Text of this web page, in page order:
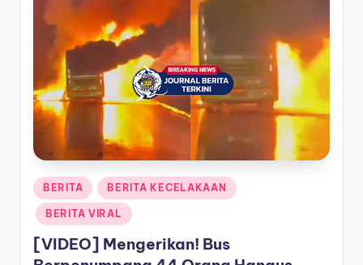
T
e
r
k
n
Posted
in
BERITA BERITA KECELAKAAN
BERITA VIRAL
[VIDEO] Mengerikan! Bus